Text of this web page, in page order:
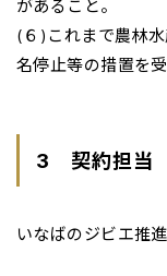
があること。
(６)これまで農林
名停止等の措置を
3 契約担当
いなばのジビエ推